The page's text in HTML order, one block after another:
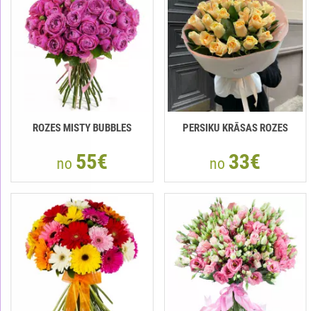
ROZES MISTY BUBBLES
no 55€
РERSIKU KRĀSAS ROZES
no 33€